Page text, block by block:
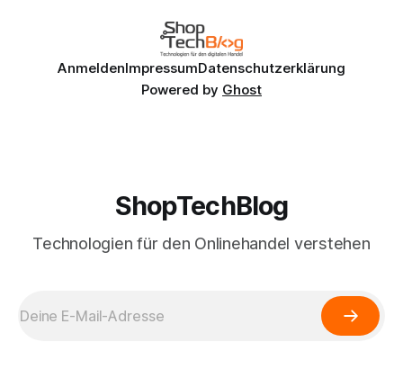
AnmeldenImpressumDatenschutzerklärung
Powered by Ghost
ShopTechBlog
Technologien für den Onlinehandel verstehen